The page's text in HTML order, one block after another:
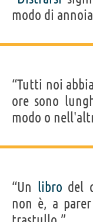
modo di
“Tutti noi
ore sono
modo o
“Un libro del
non è, a